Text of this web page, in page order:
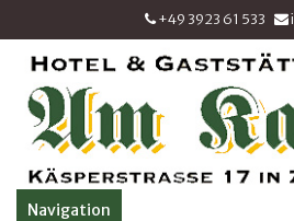
+49 3923 61 533
Navigation